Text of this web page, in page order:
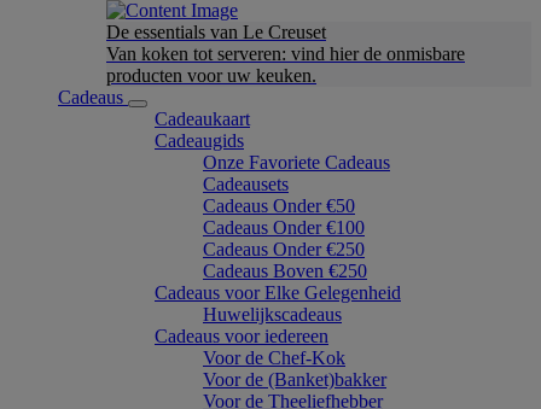
De essentials van Le Creuset
Van koken tot serveren: vind hier de onmisbare
producten voor uw keuken.
Cadeaus
Cadeaukaart
Cadeaugids
Onze Favoriete Cadeaus
Cadeausets
Cadeaus Onder €50
Cadeaus Onder €100
Cadeaus Onder €250
Cadeaus Boven €250
Cadeaus voor Elke Gelegenheid
Huwelijkscadeaus
Cadeaus voor iedereen
Voor de Chef-Kok
Voor de (Banket)bakker
Voor de Theeliefhebber